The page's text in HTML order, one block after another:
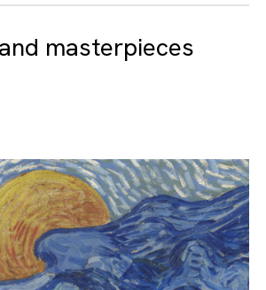
masterpieces